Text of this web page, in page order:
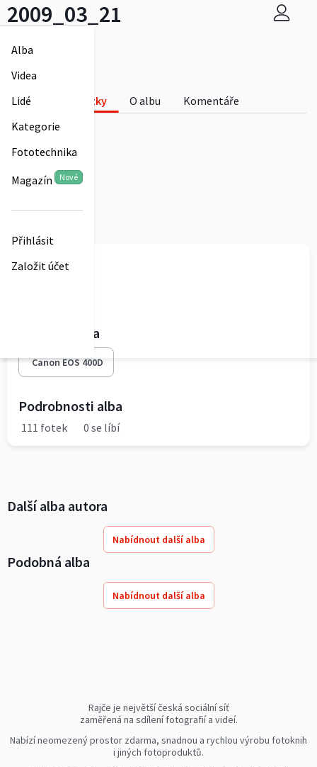
Alba
Videa
Lidé
Kategorie
Fototechnika
Magazín Nové
Přihlásit
Založit účet
2009_03_21
2009_03_21
Fotky
O albu
Komentáře
0
saajny
Fototechnika
Canon EOS 400D
Podrobnosti alba
111 fotek 0 se líbí
Další alba autora
Nabídnout další alba
Podobná alba
Nabídnout další alba
Rajče je největší česká sociální síť
zaměřená na sdílení fotografií a videí.
Nabízí neomezený prostor zdarma, snadnou a rychlou výrobu fotoknih
i jiných fotoproduktů.